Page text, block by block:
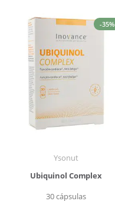
-35%
Ysonut
Ubiquinol Complex
30 cápsulas